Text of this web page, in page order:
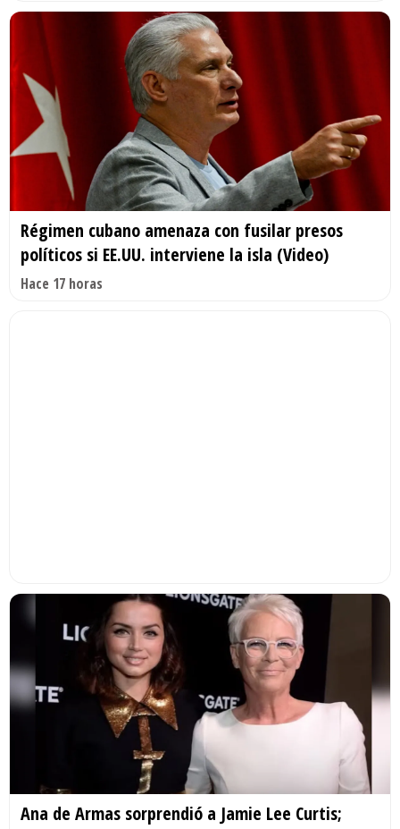
Régimen cubano amenaza con fusilar presos
políticos si EE.UU. interviene la isla (Video)
Hace 17 horas
Ana de Armas sorprendió a Jamie Lee Curtis;